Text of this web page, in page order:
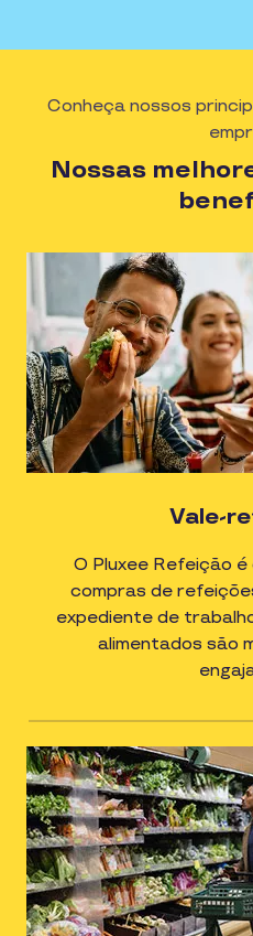
Conheça nossos
Nossas
Vale-
O Pluxee Refeição
compras de
expediente de
alimentados são